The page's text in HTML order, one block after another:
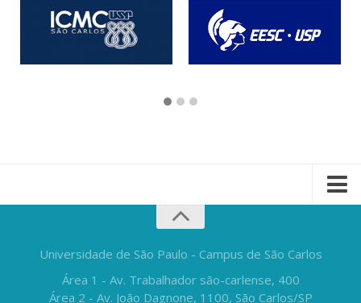
Universidade de São Paulo - Campus de São Carlos
Área 1 - Av. Trabalhador são-carlense, 400
Área 2 - Av. João Dagnone, 1100, São Carlos/SP